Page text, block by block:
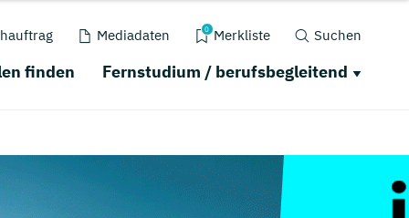
Mediadaten 0 Merkliste Suchen
finden Fernstudium / berufsbegleitend